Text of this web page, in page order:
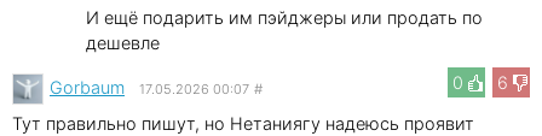
И ещё подарить им пэйджеры или продать по
дешевле
0
6
Gorbaum 17.05.2026 00:07 #
Тут правильно пишут, но Нетаниягу надеюсь проявит